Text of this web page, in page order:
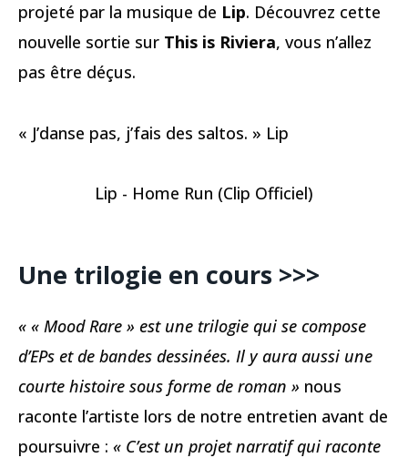
projeté par la musique de Lip. Découvrez cette
nouvelle sortie sur This is Riviera, vous n’allez
pas être déçus.
« J’danse pas, j’fais des saltos. » Lip
Lip - Home Run (Clip Officiel)
Une trilogie en cours >>>
« « Mood Rare » est une trilogie qui se compose
d’EPs et de bandes dessinées. Il y aura aussi une
courte histoire sous forme de roman » nous
raconte l’artiste lors de notre entretien avant de
poursuivre : « C’est un projet narratif qui raconte